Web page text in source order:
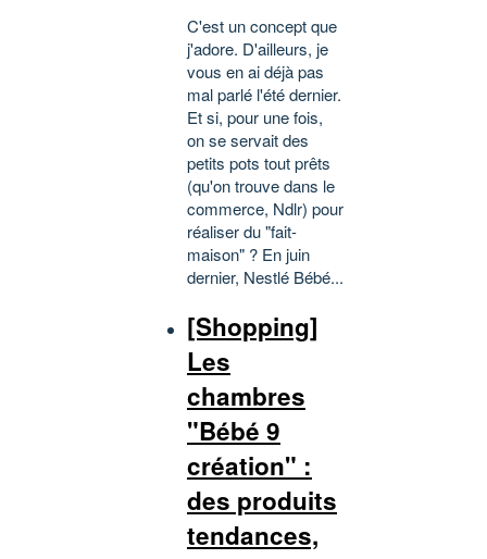
C'est un concept que
j'adore. D'ailleurs, je
vous en ai déjà pas
mal parlé l'été dernier.
Et si, pour une fois,
on se servait des
petits pots tout prêts
(qu'on trouve dans le
commerce, Ndlr) pour
réaliser du "fait-
maison" ? En juin
dernier, Nestlé Bébé...
[Shopping]
Les
chambres
"Bébé 9
création" :
des produits
tendances,